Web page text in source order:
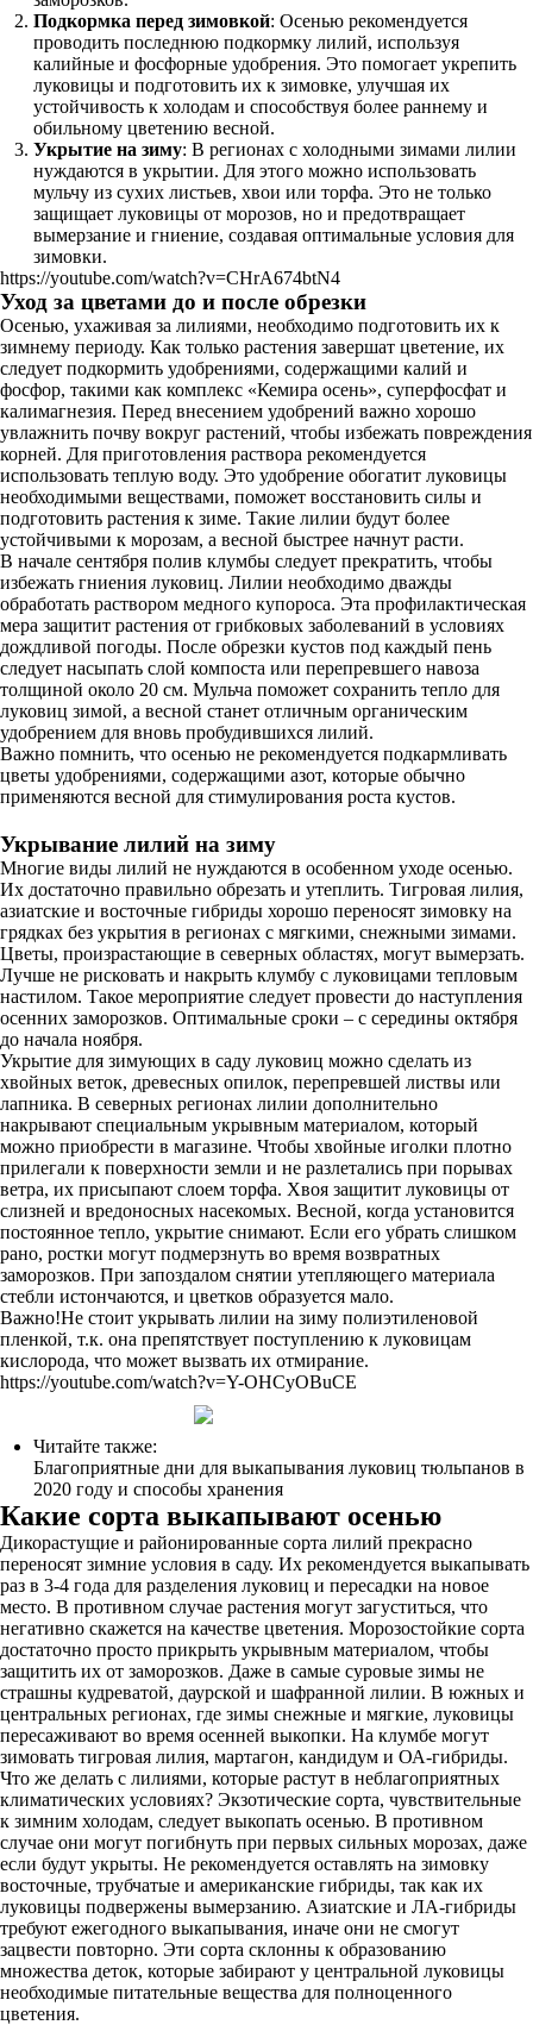
Подкормка перед зимовкой: Осенью рекомендуется
проводить последнюю подкормку лилий, используя
калийные и фосфорные удобрения. Это помогает укрепить
луковицы и подготовить их к зимовке, улучшая их
устойчивость к холодам и способствуя более раннему и
обильному цветению весной.
Укрытие на зиму: В регионах с холодными зимами лилии
нуждаются в укрытии. Для этого можно использовать
мульчу из сухих листьев, хвои или торфа. Это не только
защищает луковицы от морозов, но и предотвращает
вымерзание и гниение, создавая оптимальные условия для
зимовки.
https://youtube.com/watch?v=CHrA674btN4
Уход за цветами до и после обрезки
Осенью, ухаживая за лилиями, необходимо подготовить их к
зимнему периоду. Как только растения завершат цветение, их
следует подкормить удобрениями, содержащими калий и
фосфор, такими как комплекс «Кемира осень», суперфосфат и
калимагнезия. Перед внесением удобрений важно хорошо
увлажнить почву вокруг растений, чтобы избежать повреждения
корней. Для приготовления раствора рекомендуется
использовать теплую воду. Это удобрение обогатит луковицы
необходимыми веществами, поможет восстановить силы и
подготовить растения к зиме. Такие лилии будут более
устойчивыми к морозам, а весной быстрее начнут расти.
В начале сентября полив клумбы следует прекратить, чтобы
избежать гниения луковиц. Лилии необходимо дважды
обработать раствором медного купороса. Эта профилактическая
мера защитит растения от грибковых заболеваний в условиях
дождливой погоды. После обрезки кустов под каждый пень
следует насыпать слой компоста или перепревшего навоза
толщиной около 20 см. Мульча поможет сохранить тепло для
луковиц зимой, а весной станет отличным органическим
удобрением для вновь пробудившихся лилий.
Важно помнить, что осенью не рекомендуется подкармливать
цветы удобрениями, содержащими азот, которые обычно
применяются весной для стимулирования роста кустов.
Укрывание лилий на зиму
Многие виды лилий не нуждаются в особенном уходе осенью.
Их достаточно правильно обрезать и утеплить. Тигровая лилия,
азиатские и восточные гибриды хорошо переносят зимовку на
грядках без укрытия в регионах с мягкими, снежными зимами.
Цветы, произрастающие в северных областях, могут вымерзать.
Лучше не рисковать и накрыть клумбу с луковицами тепловым
настилом. Такое мероприятие следует провести до наступления
осенних заморозков. Оптимальные сроки – с середины октября
до начала ноября.
Укрытие для зимующих в саду луковиц можно сделать из
хвойных веток, древесных опилок, перепревшей листвы или
лапника. В северных регионах лилии дополнительно
накрывают специальным укрывным материалом, который
можно приобрести в магазине. Чтобы хвойные иголки плотно
прилегали к поверхности земли и не разлетались при порывах
ветра, их присыпают слоем торфа. Хвоя защитит луковицы от
слизней и вредоносных насекомых. Весной, когда установится
постоянное тепло, укрытие снимают. Если его убрать слишком
рано, ростки могут подмерзнуть во время возвратных
заморозков. При запоздалом снятии утепляющего материала
стебли истончаются, и цветков образуется мало.
Важно!Не стоит укрывать лилии на зиму полиэтиленовой
пленкой, т.к. она препятствует поступлению к луковицам
кислорода, что может вызвать их отмирание.
https://youtube.com/watch?v=Y-OHCyOBuCE
Читайте также:
Благоприятные дни для выкапывания луковиц тюльпанов в
2020 году и способы хранения
Какие сорта выкапывают осенью
Дикорастущие и районированные сорта лилий прекрасно
переносят зимние условия в саду. Их рекомендуется выкапывать
раз в 3-4 года для разделения луковиц и пересадки на новое
место. В противном случае растения могут загуститься, что
негативно скажется на качестве цветения. Морозостойкие сорта
достаточно просто прикрыть укрывным материалом, чтобы
защитить их от заморозков. Даже в самые суровые зимы не
страшны кудреватой, даурской и шафранной лилии. В южных и
центральных регионах, где зимы снежные и мягкие, луковицы
пересаживают во время осенней выкопки. На клумбе могут
зимовать тигровая лилия, мартагон, кандидум и ОА-гибриды.
Что же делать с лилиями, которые растут в неблагоприятных
климатических условиях? Экзотические сорта, чувствительные
к зимним холодам, следует выкопать осенью. В противном
случае они могут погибнуть при первых сильных морозах, даже
если будут укрыты. Не рекомендуется оставлять на зимовку
восточные, трубчатые и американские гибриды, так как их
луковицы подвержены вымерзанию. Азиатские и ЛА-гибриды
требуют ежегодного выкапывания, иначе они не смогут
зацвести повторно. Эти сорта склонны к образованию
множества деток, которые забирают у центральной луковицы
необходимые питательные вещества для полноценного
цветения.